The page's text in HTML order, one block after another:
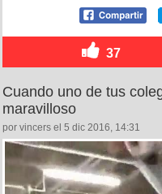
37
Cuando uno de tus
maravilloso
por vincers el 5 dic 2016, 14:31